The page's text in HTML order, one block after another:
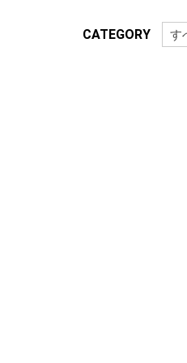
CATEGORY